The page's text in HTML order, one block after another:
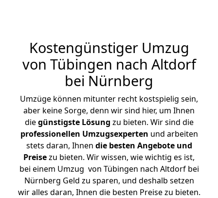
Kostengünstiger Umzug
von Tübingen nach Altdorf
bei Nürnberg
Umzüge können mitunter recht kostspielig sein,
aber keine Sorge, denn wir sind hier, um Ihnen
diegünstigste Lösung zu bieten. Wir sind die
professionellen Umzugsexperten und arbeiten
stets daran, Ihnen die besten Angebote und
Preisezu bieten. Wir wissen, wie wichtig es ist,
bei einem Umzug von Tübingen nach Altdorf bei
Nürnberg Geld zu sparen, und deshalb setzen
wir alles daran, Ihnen die besten Preise zu bieten.